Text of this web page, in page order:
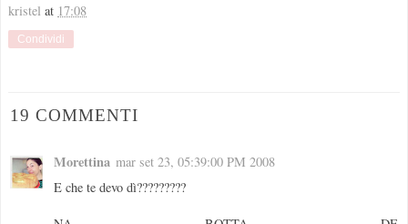
kristel at 17:08
Condividi
19 COMMENTI
Morettina mar set 23, 05:39:00 PM 2008
E che te devo dì?????????